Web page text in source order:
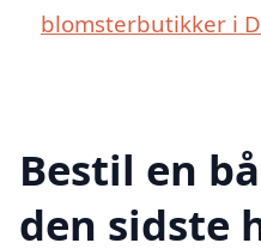
blomsterbutikker i
Bestil en
den sidste